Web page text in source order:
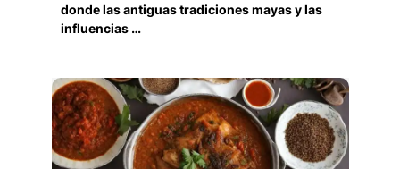
donde las antiguas tradiciones mayas y las
influencias …